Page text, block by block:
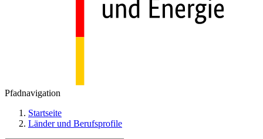
Pfadnavigation
Startseite
Länder und Berufsprofile